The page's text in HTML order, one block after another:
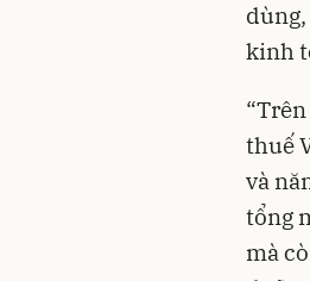
kinh
thuế
và
tổng
mà